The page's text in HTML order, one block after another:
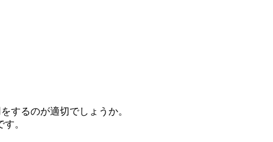
するのが適切でしょうか。
。